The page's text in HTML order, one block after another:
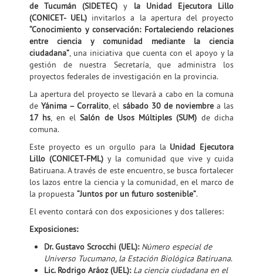
de Tucumán (SIDETEC) y la Unidad Ejecutora Lillo
(CONICET- UEL) invitarlos a la apertura del proyecto
“Conocimiento y conservación: Fortaleciendo relaciones
entre ciencia y comunidad mediante la ciencia
ciudadana”, una iniciativa que cuenta con el apoyo y la
gestión de nuestra Secretaría, que administra los
proyectos federales de investigación en la provincia.
La apertura del proyecto se llevará a cabo en la comuna
deYánima – Corralito, el sábado 30 de noviembrea las
17 hs, en elSalón de Usos Múltiples (SUM) de dicha
comuna.
Este proyecto es un orgullo para la Unidad Ejecutora
Lillo (CONICET-FML) y la comunidad que vive y cuida
Batiruana. A través de este encuentro, se busca fortalecer
los lazos entre la ciencia y la comunidad, en el marco de
la propuesta “Juntos por un futuro sostenible”.
El evento contará con dos exposiciones y dos talleres:
Exposiciones:
Dr. Gustavo Scrocchi (UEL): Número especial de
Universo Tucumano, la Estación Biológica Batiruana.
Lic. Rodrigo Aráoz (UEL): La ciencia ciudadana en el